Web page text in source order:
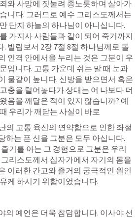
와 사망에 짓눌려 종노릇하며 살아가
니다. 그러므로 예수 그리스도께서는
단지 하늘의 하나님이 아니십니다.
가지사 사람들과 같이 되어 죽기까지
. 빌립보서 2장 7절 8절 하나님께로 돌
인격 안에서을 누리는 것은 그분이 우
입니다. 고통 가운데 쉬는 말 때 눈과
물같이 높니다. 신방을 받으면서 혹은
충을 털어놓다가 상대는 어 나보다 더
음을 깨달은 적이 있지 않습니까? 예
우리가 깨닫는 사실이 바로
의 고통 육신의 연약함으로 인한 좌절
하는 픈 신을 그분은 모두 아십니다.
거를 아는 그 경험으로 그분은 우리
리스도께서 십자가에서 자기의 몸을
이러한 간고와 즐거의 궁극적인 원인
케 하시기 위함이었습니다.
의 예언은 더욱 참담합니다. 이사야 선